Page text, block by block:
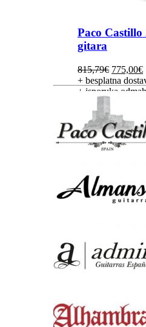
Paco Castillo
gitara
815,79€ Izvorna
cijena
bila
815,79€.
775,00€
je:
+ besplatna
+ isporuka odmah